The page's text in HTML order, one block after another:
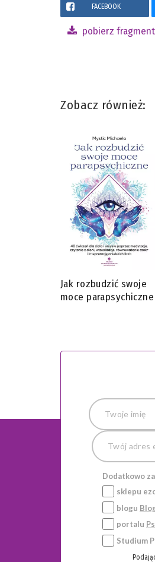
FACEBOOK
pobierz
Zobacz również:
Jak rozbudzić swoje
moce parapsychiczne
Dodatkowo
sklepu
blogu
portalu
Studium